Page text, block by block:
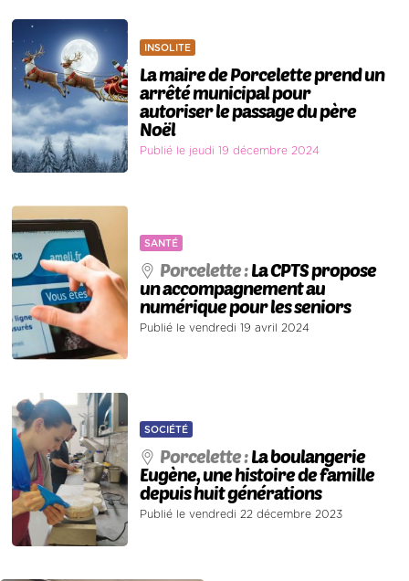
INSOLITE
La maire de Porcelette prend un
arrêté municipal pour
autoriser le passage du père
Noël
Publié le jeudi 19 décembre 2024
SANTÉ
Porcelette :La CPTS propose
un accompagnement au
numérique pour les seniors
Publié le vendredi 19 avril 2024
SOCIÉTÉ
Porcelette :La boulangerie
Eugène, une histoire de famille
depuis huit générations
Publié le vendredi 22 décembre 2023